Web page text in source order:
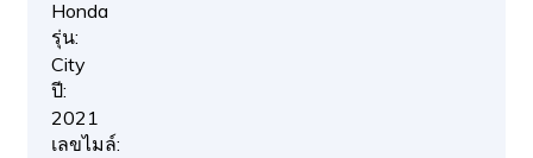
Honda
รุ่น:
City
ปี:
2021
เลขไมล์: